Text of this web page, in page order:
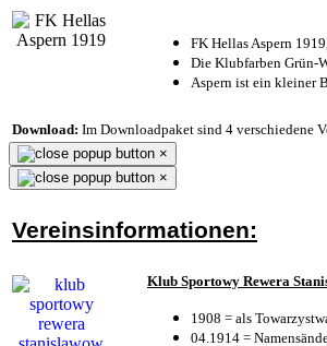
FK Hellas Aspern
Die Klubfarben Grün-
Aspern ist ein kleiner
Download: Im Downloadpaket sind 4 verschiedene
×
×
Vereinsinformationen:
Klub Sportowy Rewera
1908 = als
04.1914 =